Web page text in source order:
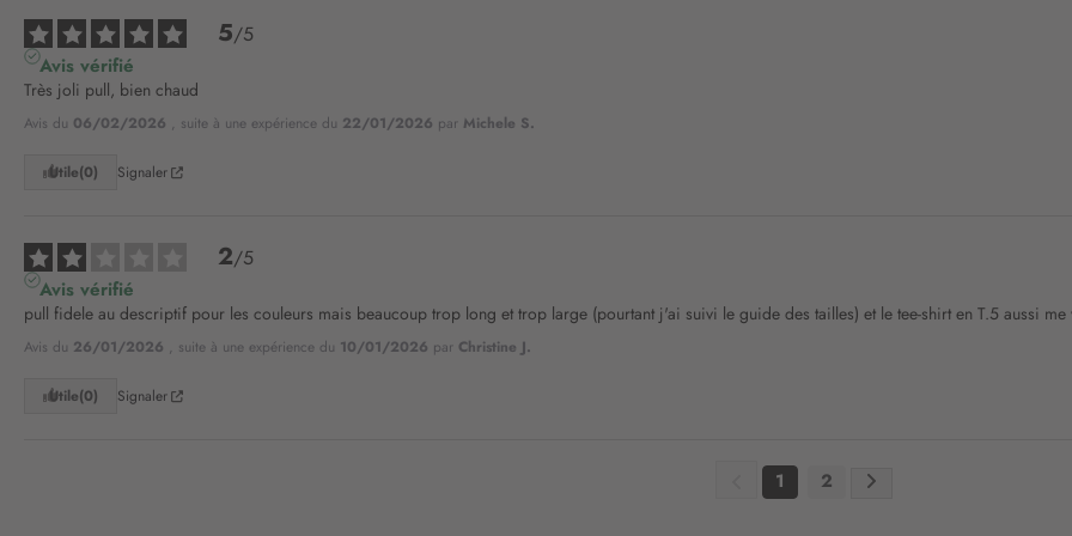
5/5
Avis vérifié
Très joli pull, bien chaud
Avis du 06/02/2026 , suite à une expérience du 22/01/2026 par Michele S.
Utile(0) Signaler
2/5
Avis vérifié
pull fidele au descriptif pour les couleurs mais beaucoup trop long et trop large (pourtant j'ai suivi le guide des tailles) et le tee-shirt en T.5 aussi me
Avis du 26/01/2026 , suite à une expérience du 10/01/2026 par Christine J.
Utile(0) Signaler
1 2